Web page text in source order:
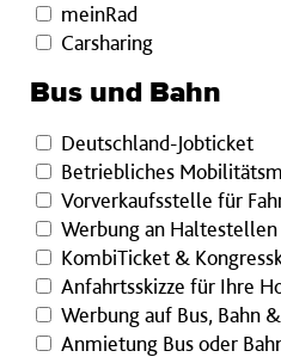
meinRad
Carsharing
Bus und Bahn
Deutschland-Jobticket
Betriebliches
Vorverkaufsstelle für
Werbung an Haltestellen
KombiTicket &
Anfahrtsskizze für Ihre
Werbung auf Bus, Bahn
Anmietung Bus oder